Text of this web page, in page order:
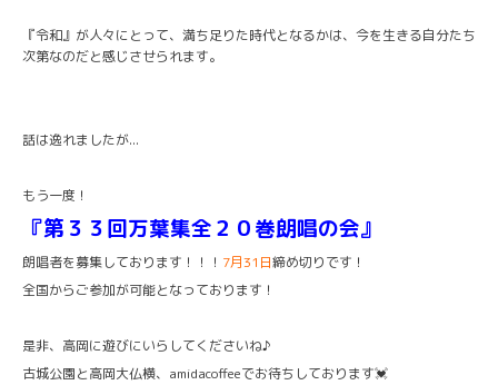
『令和』が人々にとって、満ち足りた時代となるかは、今を生きる自分たち
次第なのだと感じさせられます。
話は逸れましたが...
もう一度！
『第３３回万葉集全２０巻朗唱の会』
朗唱者を募集しております！！！ 7月31日締め切りです！
全国からご参加が可能となっております！
是非、高岡に遊びにいらしてくださいね♪
古城公園と高岡大仏横、amidacoffeeでお待ちしております💓